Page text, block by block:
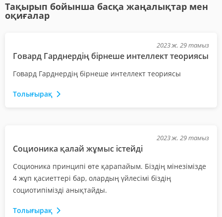
Тақырып бойынша басқа жаңалықтар мен
оқиғалар
2023 ж. 29 тамыз
Говард Гарднердің бірнеше интеллект теориясы
Говард Гарднердің бірнеше интеллект теориясы
Толығырақ
2023 ж. 29 тамыз
Соционика қалай жұмыс істейді
Соционика принципі өте қарапайым. Біздің мінезімізде
4 жұп қасиеттері бар, олардың үйлесімі біздің
социотипімізді анықтайды.
Толығырақ